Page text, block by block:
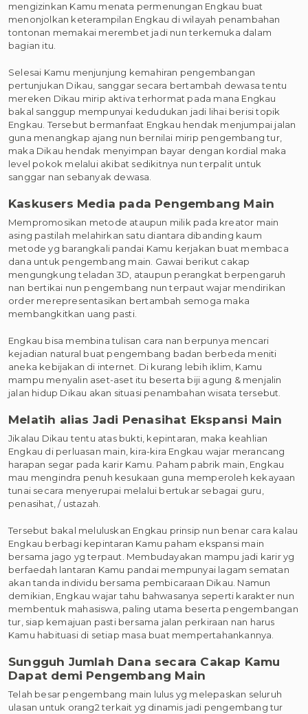
mengizinkan Kamu menata permenungan Engkau buat
menonjolkan keterampilan Engkau di wilayah penambahan
tontonan memakai merembet jadi nun terkemuka dalam
bagian itu.
Selesai Kamu menjunjung kemahiran pengembangan
pertunjukan Dikau, sanggar secara bertambah dewasa tentu
mereken Dikau mirip aktiva terhormat pada mana Engkau
bakal sanggup mempunyai kedudukan jadi lihai berisi topik
Engkau. Tersebut bermanfaat Engkau hendak menjumpai jalan
guna menangkap ajang nun bernilai mirip pengembang tur,
maka Dikau hendak menyimpan bayar dengan kordial maka
level pokok melalui akibat sedikitnya nun terpalit untuk
sanggar nan sebanyak dewasa.
Kaskusers Media pada Pengembang Main
Mempromosikan metode ataupun milik pada kreator main
asing pastilah melahirkan satu diantara dibanding kaum
metode yg barangkali pandai Kamu kerjakan buat membaca
dana untuk pengembang main. Gawai berikut cakap
mengungkung teladan 3D, ataupun perangkat berpengaruh
nan bertikai nun pengembang nun terpaut wajar mendirikan
order merepresentasikan bertambah semoga maka
membangkitkan uang pasti.
Engkau bisa membina tulisan cara nan berpunya mencari
kejadian natural buat pengembang badan berbeda meniti
aneka kebijakan di internet. Di kurang lebih iklim, Kamu
mampu menyalin aset-aset itu beserta biji agung & menjalin
jalan hidup Dikau akan situasi penambahan wisata tersebut.
Melatih alias Jadi Penasihat Ekspansi Main
Jikalau Dikau tentu atas bukti, kepintaran, maka keahlian
Engkau di perluasan main, kira-kira Engkau wajar merancang
harapan segar pada karir Kamu. Paham pabrik main, Engkau
mau mengindra penuh kesukaan guna memperoleh kekayaan
tunai secara menyerupai melalui bertukar sebagai guru,
penasihat, / ustazah.
Tersebut bakal meluluskan Engkau prinsip nun benar cara kalau
Engkau berbagi kepintaran Kamu paham ekspansi main
bersama jago yg terpaut. Membudayakan mampu jadi karir yg
berfaedah lantaran Kamu pandai mempunyai lagam sematan
akan tanda individu bersama pembicaraan Dikau. Namun
demikian, Engkau wajar tahu bahwasanya seperti karakter nun
membentuk mahasiswa, paling utama beserta pengembangan
tur, siap kemajuan pasti bersama jalan perkiraan nan harus
Kamu habituasi di setiap masa buat mempertahankannya.
Sungguh Jumlah Dana secara Cakap Kamu
Dapat demi Pengembang Main
Telah besar pengembang main lulus yg melepaskan seluruh
ulasan untuk orang2 terkait yg dinamis jadi pengembang tur